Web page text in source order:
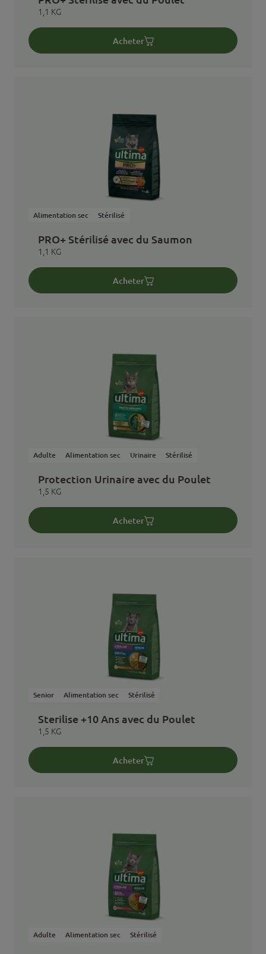
1,1 KG
Acheter
Alimentation sec Stérilisé
PRO+ Stérilisé avec du Saumon
1,1 KG
Acheter
Adulte Alimentation sec Urinaire Stérilisé
Protection Urinaire avec du Poulet
1,5 KG
Acheter
Senior Alimentation sec Stérilisé
Sterilise +10 Ans avec du Poulet
1,5 KG
Acheter
Adulte Alimentation sec Stérilisé